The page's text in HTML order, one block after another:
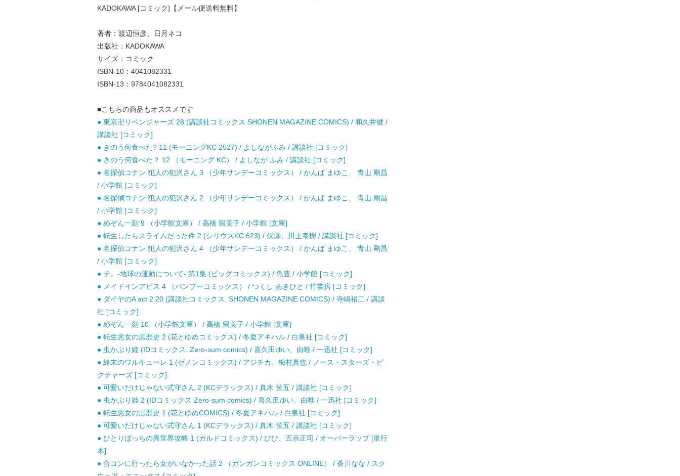
KADOKAWA [コミック]【メール便送料無料】
著者：渡辺恒彦、日月ネコ
出版社：KADOKAWA
サイズ：コミック
ISBN-10：4041082331
ISBN-13：9784041082331
■こちらの商品もオススメです
● 東京卍リベンジャーズ 28 (講談社コミックス SHONEN MAGAZINE COMICS) / 和久井健 /
講談社 [コミック]
● きのう何食べた? 11 (モーニングKC 2527) / よしながふみ / 講談社 [コミック]
● きのう何食べた？ 12 （モーニング KC） / よしなが ふみ / 講談社 [コミック]
● 名探偵コナン 犯人の犯沢さん 3 （少年サンデーコミックス） / かんば まゆこ、 青山 剛昌
/ 小学館 [コミック]
● 名探偵コナン 犯人の犯沢さん 2 （少年サンデーコミックス） / かんば まゆこ、 青山 剛昌
/ 小学館 [コミック]
● めぞん一刻 9 （小学館文庫） / 高橋 留美子 / 小学館 [文庫]
● 転生したらスライムだった件 2 (シリウスKC 623) / 伏瀬、川上泰樹 / 講談社 [コミック]
● 名探偵コナン 犯人の犯沢さん 4 （少年サンデーコミックス） / かんば まゆこ、 青山 剛昌
/ 小学館 [コミック]
● チ。-地球の運動について- 第1集 (ビッグコミックス) / 魚豊 / 小学館 [コミック]
● メイドインアビス 4 （バンブーコミックス） / つくし あきひと / 竹書房 [コミック]
● ダイヤのA act 2 20 (講談社コミックス. SHONEN MAGAZINE COMICS) / 寺嶋裕二 / 講談
社 [コミック]
● めぞん一刻 10 （小学館文庫） / 高橋 留美子 / 小学館 [文庫]
● 転生悪女の黒歴史 2 (花とゆめコミックス) / 冬夏アキハル / 白泉社 [コミック]
● 虫かぶり姫 (IDコミックス. Zero-sum comics) / 喜久田ゆい、由唯 / 一迅社 [コミック]
● 終末のワルキューレ 1 (ゼノンコミックス) / アジチカ、梅村真也 / ノース・スターズ・ピ
クチャーズ [コミック]
● 可愛いだけじゃない式守さん 2 (KCデラックス) / 真木 蛍五 / 講談社 [コミック]
● 虫かぶり姫 2 (IDコミックス Zero-sum comics) / 喜久田ゆい、由唯 / 一迅社 [コミック]
● 転生悪女の黒歴史 1 (花とゆめCOMICS) / 冬夏アキハル / 白泉社 [コミック]
● 可愛いだけじゃない式守さん 1 (KCデラックス) / 真木 蛍五 / 講談社 [コミック]
● ひとりぼっちの異世界攻略 1 (ガルドコミックス) / びび、五示正司 / オーバーラップ [単行
本]
● 合コンに行ったら女がいなかった話 2 （ガンガンコミックス ONLINE） / 蒼川なな / スク